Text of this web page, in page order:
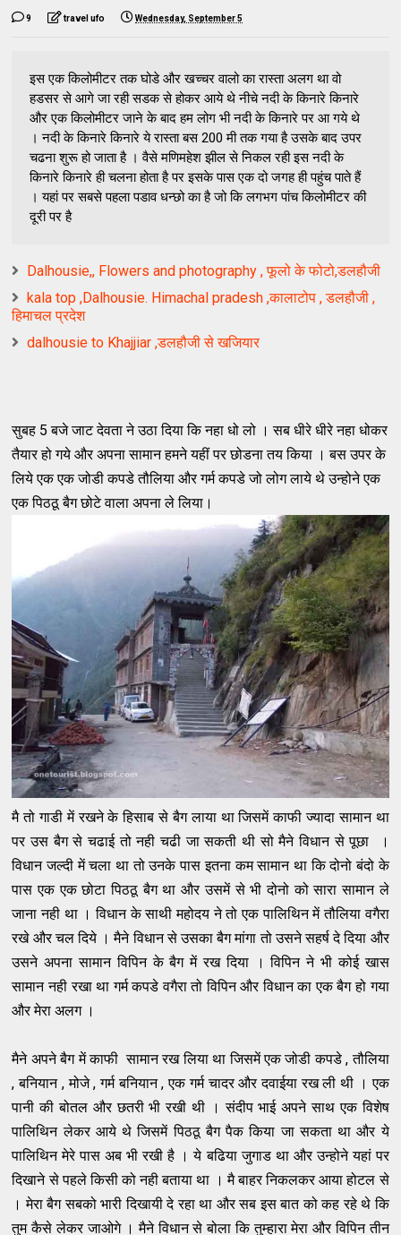
9 travel ufo Wednesday, September 5
इस एक किलोमीटर तक घोडे और खच्चर वालो का रास्ता अलग था वो
हडसर से आगे जा रही सडक से होकर आये थे नीचे नदी के किनारे किनारे
और एक किलोमीटर जाने के बाद हम लोग भी नदी के किनारे पर आ गये थे
। नदी के किनारे किनारे ये रास्ता बस 200 मी तक गया है उसके बाद उपर
चढना शुरू हो जाता है । वैसे मणिमहेश झील से निकल रही इस नदी के
किनारे किनारे ही चलना होता है पर इसके पास एक दो जगह ही पहुंच पाते हैं
। यहां पर सबसे पहला पडाव धन्छो का है जो कि लगभग पांच किलोमीटर की
दूरी पर है
Dalhousie,, Flowers and photography , फूलो के फोटो,डलहौजी
kala top ,Dalhousie. Himachal pradesh ,कालाटोप , डलहौजी ,
हिमाचल प्रदेश
dalhousie to Khajjiar ,डलहौजी से खजियार
सुबह 5बजे जाट देवता ने उठा दिया कि नहा धो लो । सब धीरे धीरे नहा धोकर
तैयार हो गये और अपना सामान हमने यहीं पर छोडना तय किया । बस उपर के
लिये एक एक जोडी कपडे तौलिया और गर्म कपडे जो लोग लाये थे उन्होने एक
एक पिठठू बैग छोटे वाला अपना ले लिया।
मै तो गाडी में रखने के हिसाब से बैग लाया था जिसमें काफी ज्यादा सामान था
पर उस बैग से चढाई तो नही चढी जा सकती थी सो मैने विधान से पूछा ।
विधान जल्दी में चला था तो उनके पास इतना कम सामान था कि दोनो बंदो के
पास एक एक छोटा पिठठू बैग था और उसमें से भी दोनो को सारा सामान ले
जाना नही था । विधान के साथी महोदय ने तो एक पालिथिन में तौलिया वगैरा
रखे और चल दिये । मैने विधान से उसका बैग मांगा तो उसने सहर्ष दे दिया और
उसने अपना सामान विपिन के बैग में रख दिया । विपिन ने भी कोई खास
सामान नही रखा था गर्म कपडे वगैरा तो विपिन और विधान का एक बैग हो गया
और मेरा अलग ।
मैने अपने बैग में काफी सामान रख लिया था जिसमें एक जोडी कपडे , तौलिया
, बनियान , मोजे , गर्म बनियान , एक गर्म चादर और दवाईया रख ली थी । एक
पानी की बोतल और छतरी भी रखी थी । संदीप भाई अपने साथ एक विशेष
पालिथिन लेकर आये थे जिसमें पिठठू बैग पैक किया जा स​कता था और ये
पालिथिन मेरे पास अब भी रखी है । ये बढिया जुगाड था और उन्होने यहां पर
दिखाने से पहले किसी को नही बताया था । मै ​बाहर निकलकर आया होटल से
। मेरा बैग सबको भारी दिखायी दे रहा था और सब इस बात को कह रहे थे कि
तुम कैसे लेकर जाओगे । मैने विधान से बोला कि तुम्हारा मेरा और विपिन तीन